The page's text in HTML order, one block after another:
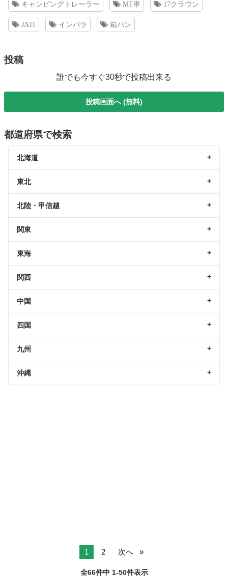
キャンピングトレーラー MT車 17クラウン
JA11 インパラ 箱バン
投稿
誰でも今すぐ30秒で投稿出来る
投稿画面へ (無料)
都道府県で検索
北海道
東北
北陸・甲信越
関東
東海
関西
中国
四国
九州
沖縄
1 2 次へ
全66件中 1-50件表示